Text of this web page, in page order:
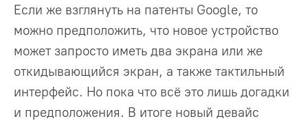
Если же взглянуть на патенты Google, то
можно предположить, что новое устройство
может запросто иметь два экрана или же
откидывающийся экран, а также тактильный
интерфейс. Но пока что всё это лишь догадки
и предположения. В итоге новый девайс